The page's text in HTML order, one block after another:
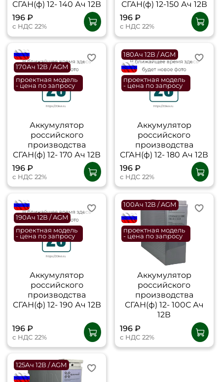
СГАН(ф) 12- 140 Ач 12В
196 ₽
с НДС 22%
СГАН(ф) 12-150 Ач 12В
196 ₽
с НДС 22%
flagRU
170Ач 12В / AGM
проектная модель
- цена по запросу
Аккумулятор
российского
производства
СГАН(ф) 12- 170 Ач 12В
196 ₽
с НДС 22%
180Ач 12В / AGM
flagRU
проектная модель
- цена по запросу
Аккумулятор
российского
производства
СГАН(ф) 12- 180 Ач 12В
196 ₽
с НДС 22%
flagRU
190Ач 12В / AGM
проектная модель
- цена по запросу
Аккумулятор
российского
производства
СГАН(ф) 12- 190 Ач 12В
196 ₽
с НДС 22%
100Ач 12В / AGM
flagRU
проектная модель
- цена по запросу
Аккумулятор
российского
производства
СГАН(ф) 12- 100С Ач
12В
196 ₽
с НДС 22%
125Ач 12В / AGM
flagRU